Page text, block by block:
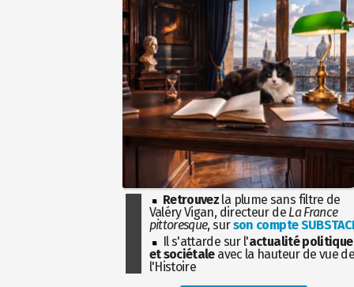
Retrouvez la plume sans filtre de
Valéry Vigan, directeur de La France
pittoresque, surson compte
Il s'attarde sur l'actualité politique
et sociétaleavec la hauteur de vue
l'Histoire